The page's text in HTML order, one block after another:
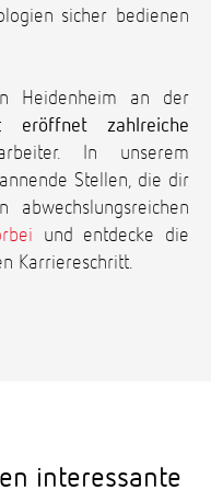
sicher bedienen
Heidenheim an der
eröffnet zahlreiche
In unserem
Stellen, die dir
und entdecke die
Karriereschritt.
interessante